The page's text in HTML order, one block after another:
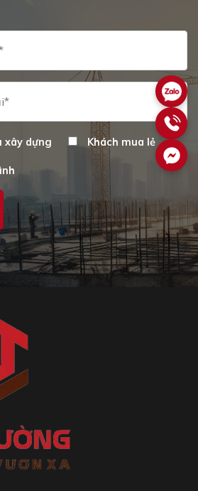
xây dựng Khách mua lẻ